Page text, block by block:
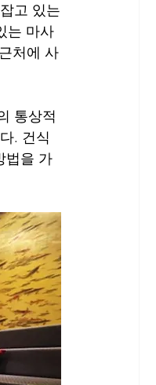
고 있는
는 마사
처에 사
통상적
. 건식
법을 가